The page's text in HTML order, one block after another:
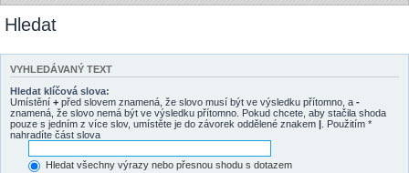
Hledat
VYHLEDÁVANÝ TEXT
Hledat klíčová slova:
Umístění + před slovem znamená, že slovo musí být ve výsledku přítomno, a -
znamená, že slovo nemá být ve výsledku přítomno. Pokud chcete, aby stačila shoda
pouze s jedním z více slov, umístěte je do závorek oddělené znakem | . Použitím *
nahradíte část slova
Hledat všechny výrazy nebo přesnou shodu s dotazem